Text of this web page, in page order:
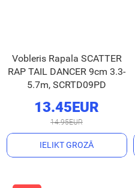
Vobleris Rapala SCATTER
RAP TAIL DANCER 9cm 3.3-
5.7m, SCRTD09PD
13.45EUR
14.95EUR
IELIKT GROZĀ